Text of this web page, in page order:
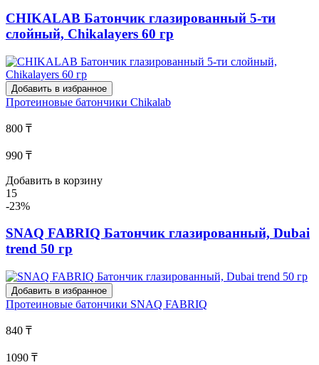
CHIKALAB Батончик глазированный 5-ти
слойный, Chikalayers 60 гр
Добавить в избранное
Протеиновые батончики Chikalab
800 ₸
990 ₸
Добавить в корзину
15
-23%
SNAQ FABRIQ Батончик глазированный, Dubai
trend 50 гр
Добавить в избранное
Протеиновые батончики SNAQ FABRIQ
840 ₸
1090 ₸